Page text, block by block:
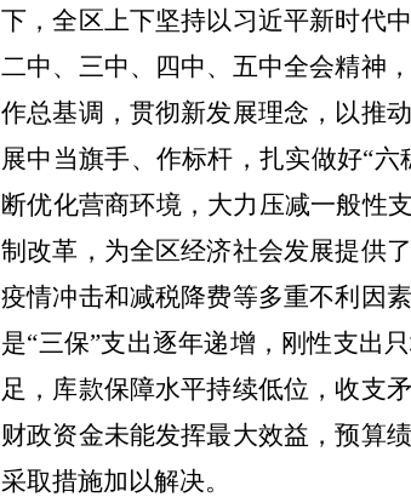
下，全区上下坚持以习近平新时代
二中、三中、四中、五中全会精神
作总基调，贯彻新发展理念，以推
展中当旗手、作标杆，扎实做好“六
断优化营商环境，大力压减一般性
制改革，为全区经济社会发展提供
疫情冲击和减税降费等多重不利因
是“三保”支出逐年递增，刚性支出
足，库款保障水平持续低位 ， 收支
财政资金未能发挥最大效益，预算
采取措施加以解决。